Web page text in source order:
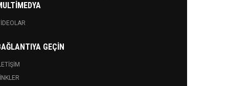
GEÇIN